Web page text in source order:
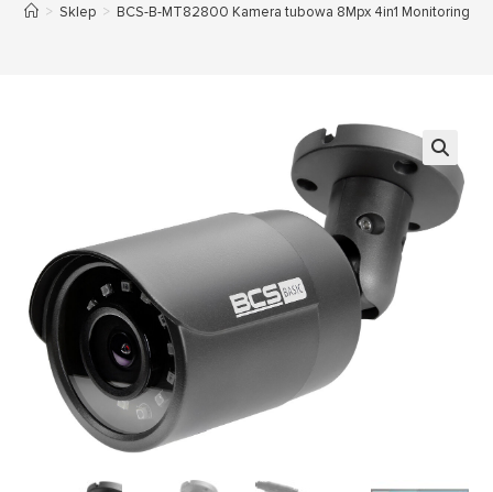
> Sklep > BCS-B-MT82800 Kamera tubowa 8Mpx 4in1 Monitoring
🔍